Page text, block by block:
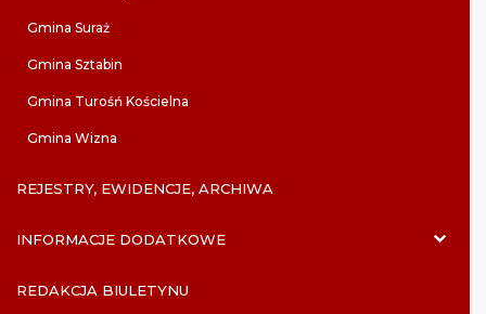
Gmina Suraż
Gmina Sztabin
Gmina Turośń Kościelna
Gmina Wizna
REJESTRY, EWIDENCJE, ARCHIWA
INFORMACJE DODATKOWE
REDAKCJA BIULETYNU